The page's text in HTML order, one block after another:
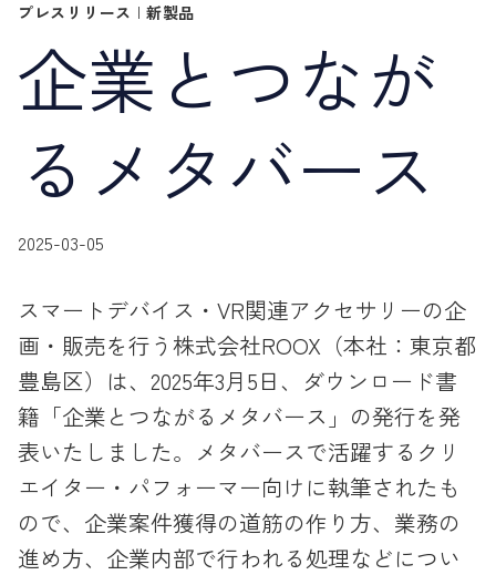
プレスリリース |新製品
企業とつなが
るメタバース
2025-03-05
スマートデバイス・VR関連アクセサリーの企
画・販売を行う株式会社ROOX（本社：東京都
豊島区）は、2025年3月5日、ダウンロード書
籍「企業とつながるメタバース」の発行を発
表いたしました。メタバースで活躍するクリ
エイター・パフォーマー向けに執筆されたも
ので、企業案件獲得の道筋の作り方、業務の
進め方、企業内部で行われる処理などについ